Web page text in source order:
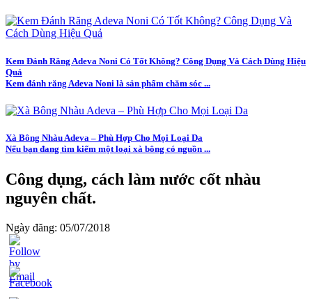
Kem Đánh Răng Adeva Noni Có Tốt Không? Công Dụng Và Cách Dùng Hiệu
Quả
Kem đánh răng Adeva Noni là sản phẩm chăm sóc ...
Xà Bông Nhàu Adeva – Phù Hợp Cho Mọi Loại Da
Nếu bạn đang tìm kiếm một loại xà bông có nguồn ...
Công dụng, cách làm nước cốt nhàu
nguyên chất.
Ngày đăng: 05/07/2018